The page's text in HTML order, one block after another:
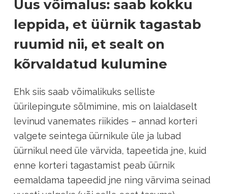
Uus võimalus: saab kokku
leppida, et üürnik tagastab
ruumid nii, et sealt on
kõrvaldatud kulumine
Ehk siis saab võimalikuks selliste
üürilepingute sõlmimine, mis on laialdaselt
levinud vanemates riikides – annad korteri
valgete seintega üürnikule üle ja lubad
üürnikul need üle värvida, tapeetida jne, kuid
enne korteri tagastamist peab üürnik
eemaldama tapeedid jne ning värvima seinad